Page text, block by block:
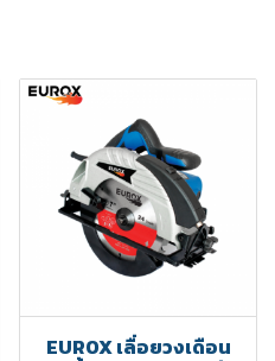
EUROX เลื่อยวงเดือน